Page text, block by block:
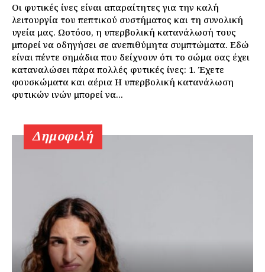
Οι φυτικές ίνες είναι απαραίτητες για την καλή
λειτουργία του πεπτικού συστήματος και τη συνολική
υγεία μας. Ωστόσο, η υπερβολική κατανάλωσή τους
μπορεί να οδηγήσει σε ανεπιθύμητα συμπτώματα. Εδώ
είναι πέντε σημάδια που δείχνουν ότι το σώμα σας έχει
καταναλώσει πάρα πολλές φυτικές ίνες: 1. Έχετε
φουσκώματα και αέρια Η υπερβολική κατανάλωση
φυτικών ινών μπορεί να...
Δημοφιλή